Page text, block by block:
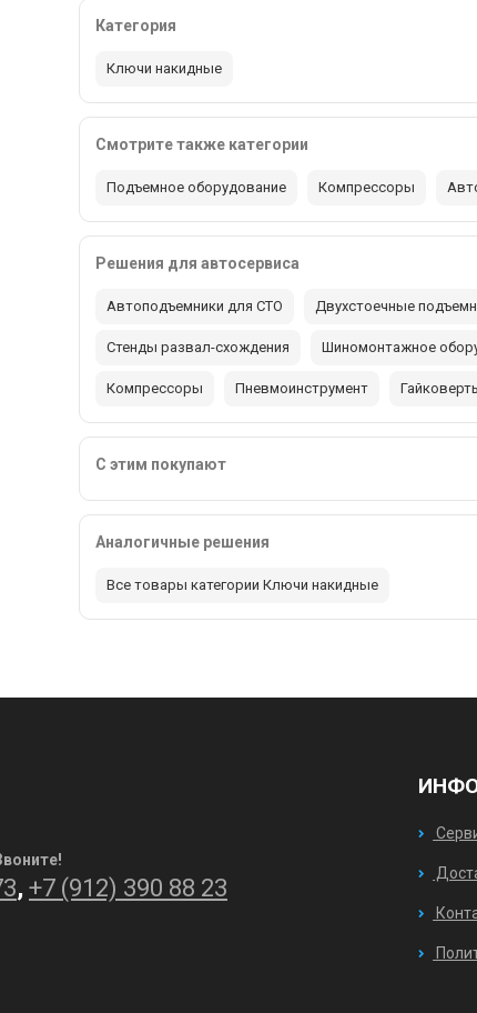
Категория
Ключи накидные
Смотрите также категории
Подъемное оборудование Компрессоры
Решения для автосервиса
Автоподъемники для СТО Двухстоечные
Стенды развал-схождения Шиномонтажное
Компрессоры Пневмоинструмент
С этим покупают
Аналогичные решения
Все товары категории Ключи накидные
, +7 (912) 390 88 23